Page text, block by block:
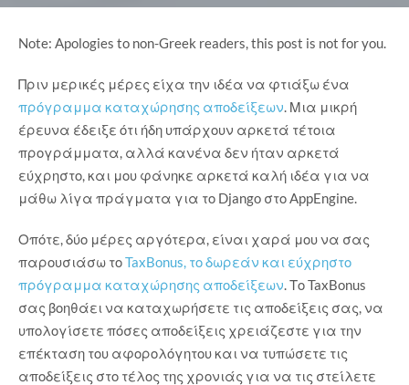
Note: Apologies to non-Greek readers, this post is not for you.
Πριν μερικές μέρες είχα την ιδέα να φτιάξω ένα
πρόγραμμα καταχώρησης αποδείξεων. Μια μικρή
έρευνα έδειξε ότι ήδη υπάρχουν αρκετά τέτοια
προγράμματα, αλλά κανένα δεν ήταν αρκετά
εύχρηστο, και μου φάνηκε αρκετά καλή ιδέα για να
μάθω λίγα πράγματα για το Django στο AppEngine.
Οπότε, δύο μέρες αργότερα, είναι χαρά μου να σας
παρουσιάσω τοTaxBonus, το δωρεάν και εύχρηστο
πρόγραμμα καταχώρησης αποδείξεων. Το TaxBonus
σας βοηθάει να καταχωρήσετε τις αποδείξεις σας, να
υπολογίσετε πόσες αποδείξεις χρειάζεστε για την
επέκταση του αφορολόγητου και να τυπώσετε τις
αποδείξεις στο τέλος της χρονιάς για να τις στείλετε